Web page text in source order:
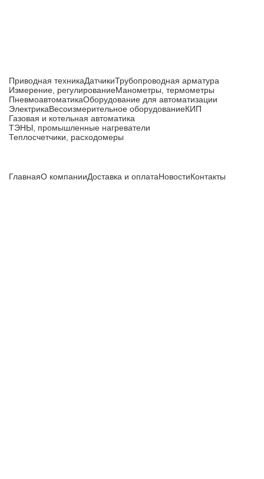
Приводная техникаДатчикиТрубопроводная арматура
Измерение, регулированиеМанометры, термометры
ПневмоавтоматикаОборудование для автоматизации
ЭлектрикаВесоизмерительное оборудованиеКИП
Газовая и котельная автоматика
ТЭНЫ, промышленные нагреватели
Теплосчетчики, расходомеры
ГлавнаяО компанииДоставка и оплатаНовостиКонтакты